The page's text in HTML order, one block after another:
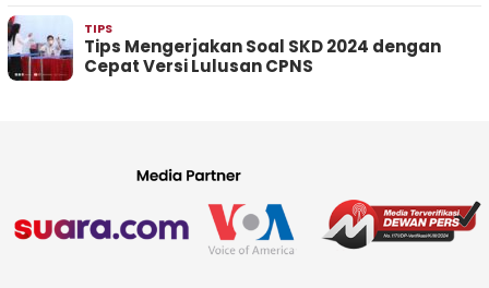
TIPS
Tips Mengerjakan Soal SKD 2024 dengan
Cepat Versi Lulusan CPNS